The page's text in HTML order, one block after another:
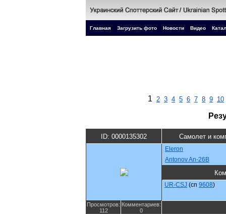
Главная Загрузить фото Новости Видео
1 2 3 4 5 6 7 8 9 10
ID: 0000135302 Самолет и
Eleron
Antonov An-26B
UR-CSJ (cn 9608)
Просмотров:
112
Комментариев:
0